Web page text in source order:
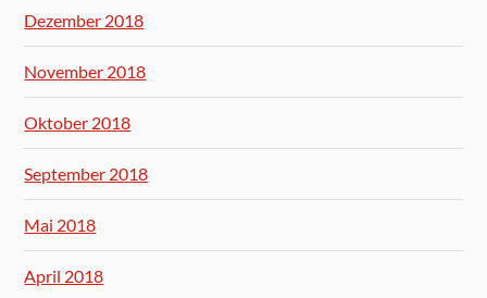
Dezember 2018
November 2018
Oktober 2018
September 2018
Mai 2018
April 2018